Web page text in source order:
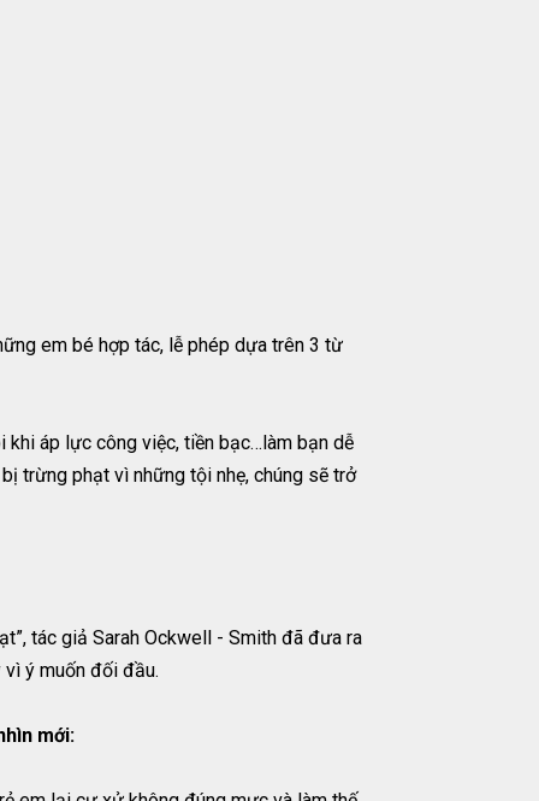
em bé hợp tác, lễ phép dựa trên 3 từ
khi áp lực công việc, tiền bạc…làm bạn dễ
trừng phạt vì những tội nhẹ, chúng sẽ trở
tác giả Sarah Ockwell - Smith đã đưa ra
ý muốn đối đầu.
mới: